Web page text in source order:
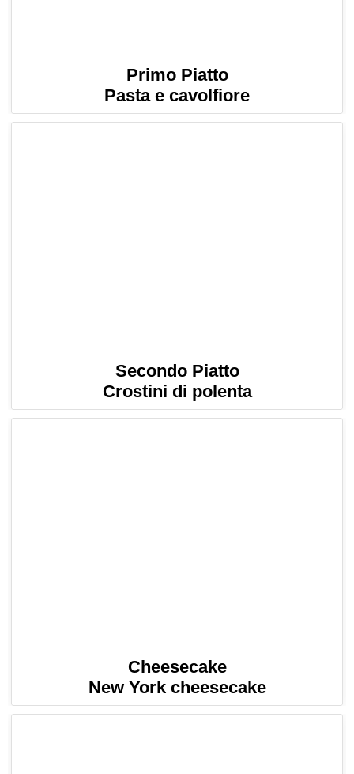
Primo Piatto
Pasta e cavolfiore
Secondo Piatto
Crostini di polenta
Cheesecake
New York cheesecake